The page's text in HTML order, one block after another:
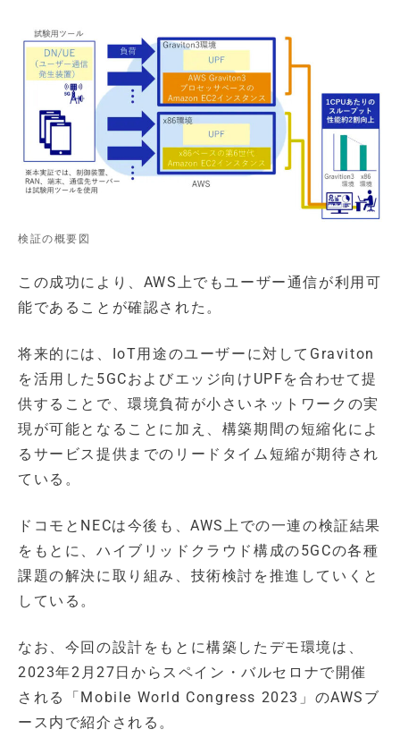
検証の概要図
この成功により、AWS上でもユーザー通信が利用可
能であることが確認された。
将来的には、IoT用途のユーザーに対してGraviton
を活用した5GCおよびエッジ向けUPFを合わせて提
供することで、環境負荷が小さいネットワークの実
現が可能となることに加え、構築期間の短縮化によ
るサービス提供までのリードタイム短縮が期待され
ている。
ドコモとNECは今後も、AWS上での一連の検証結果
をもとに、ハイブリッドクラウド構成の5GCの各種
課題の解決に取り組み、技術検討を推進していくと
している。
なお、今回の設計をもとに構築したデモ環境は、
2023年2月27日からスペイン・バルセロナで開催
される「Mobile World Congress 2023」のAWSブ
ース内で紹介される。